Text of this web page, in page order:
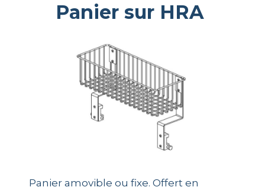
Panier sur HRA
Panier amovible ou fixe. Offert en